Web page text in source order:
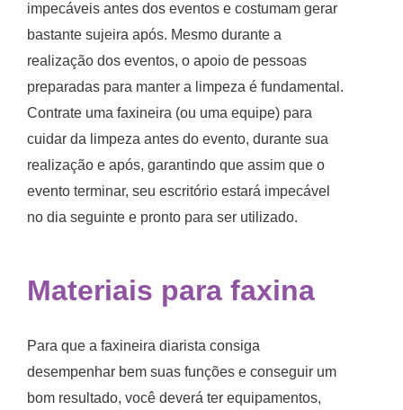
impecáveis antes dos eventos e costumam gerar
bastante sujeira após. Mesmo durante a
realização dos eventos, o apoio de pessoas
preparadas para manter a limpeza é fundamental.
Contrate uma faxineira (ou uma equipe) para
cuidar da limpeza antes do evento, durante sua
realização e após, garantindo que assim que o
evento terminar, seu escritório estará impecável
no dia seguinte e pronto para ser utilizado.
Materiais para faxina
Para que a faxineira diarista consiga
desempenhar bem suas funções e conseguir um
bom resultado, você deverá ter equipamentos,